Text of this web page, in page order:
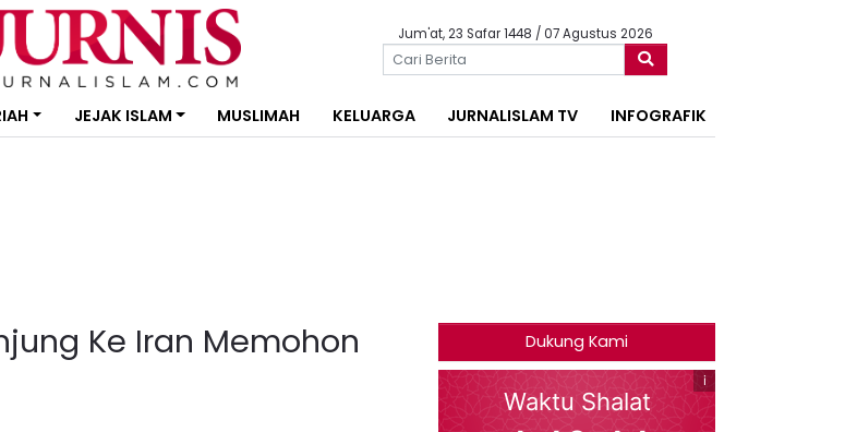
Jum'at, 23 Safar 1448 / 07 Agustus 2026
JEJAK ISLAM MUSLIMAH KELUARGA JURNALISLAM TV INFOGRAFIK
Ke Iran Memohon
Dukung Kami